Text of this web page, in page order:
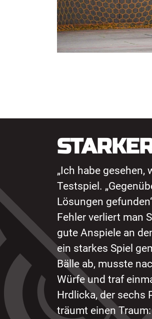
„Ich habe gesehen,
Testspiel.
Lösungen
Fehler verliert man
gute Anspiele an
ein starkes Spiel
Bälle ab, musste
Würfe und traf
Hrdlicka, der sechs
träumt einen